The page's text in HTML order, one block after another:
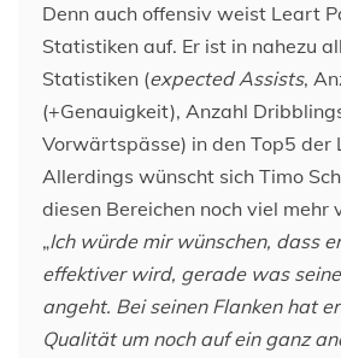
Denn auch offensiv weist Leart
Statistiken auf. Er ist in nahezu
Statistiken (expected Assists,
(+Genauigkeit), Anzahl
Vorwärtspässe) in den Top5 der
Allerdings wünscht sich Timo
diesen Bereichen noch viel mehr
„Ich würde mir wünschen, dass
effektiver wird, gerade was
angeht. Bei seinen Flanken hat
Qualität um noch auf ein ganz